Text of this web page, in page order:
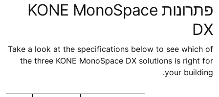
פתרונות KONE MonoSpace
DX
Take a look at the specifications below to see which of
the three KONE MonoSpace DX solutions is right for
your building.